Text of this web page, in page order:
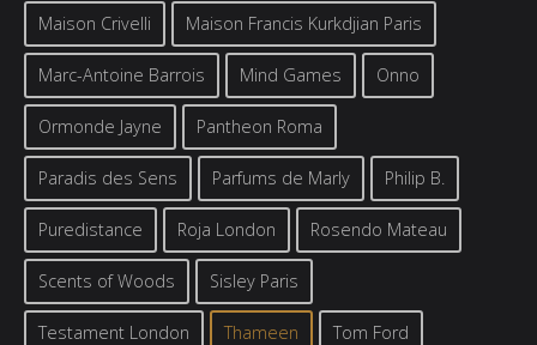
Maison Crivelli Maison Francis Kurkdjian Paris
Marc-Antoine Barrois Mind Games Onno
Ormonde Jayne Pantheon Roma
Paradis des Sens Parfums de Marly Philip B.
Puredistance Roja London Rosendo Mateau
Scents of Woods Sisley Paris
Testament London Thameen Tom Ford